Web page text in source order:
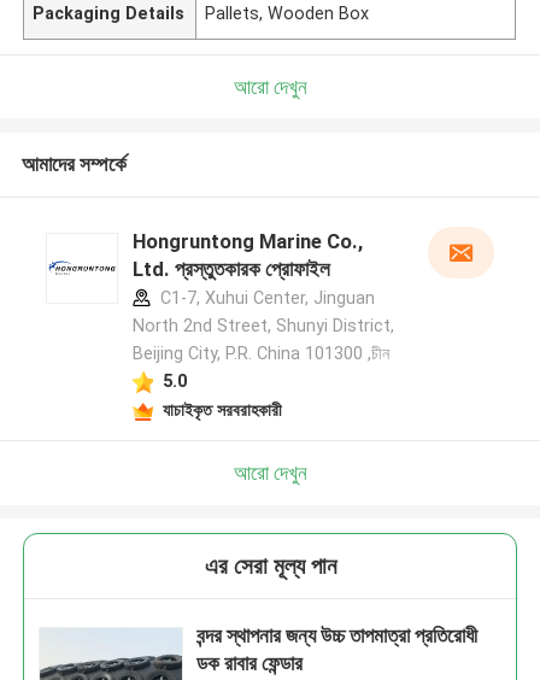
Packaging Details Pallets, Wooden Box
আরো দেখুন
আমাদের সম্পর্কে
Hongruntong Marine Co.,
Ltd. প্রস্তুতকারক প্রোফাইল
C1-7, Xuhui Center, Jinguan
North 2nd Street, Shunyi District,
Beijing City, P.R. China 101300 ,চীন
5.0
যাচাইকৃত সরবরাহকারী
আরো দেখুন
এর সেরা মূল্য পান
বন্দর স্থাপনার জন্য উচ্চ তাপমাত্রা প্রতিরোধী
ডক রাবার ফেন্ডার